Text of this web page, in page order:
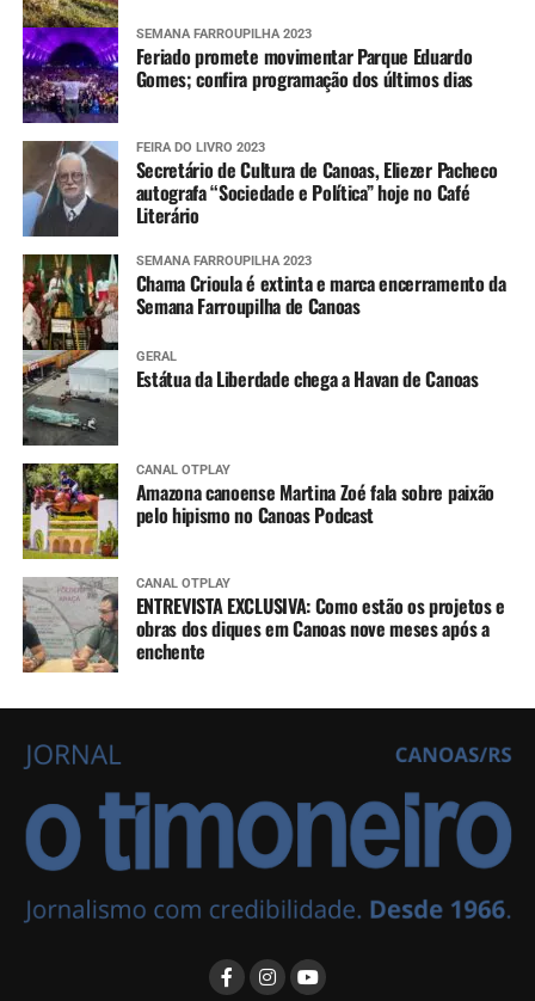
SEMANA FARROUPILHA 2023
Feriado promete movimentar Parque Eduardo
Gomes; confira programação dos últimos dias
FEIRA DO LIVRO 2023
Secretário de Cultura de Canoas, Eliezer Pacheco
autografa “Sociedade e Política” hoje no Café
Literário
SEMANA FARROUPILHA 2023
Chama Crioula é extinta e marca encerramento da
Semana Farroupilha de Canoas
GERAL
Estátua da Liberdade chega a Havan de Canoas
CANAL OTPLAY
Amazona canoense Martina Zoé fala sobre paixão
pelo hipismo no Canoas Podcast
CANAL OTPLAY
ENTREVISTA EXCLUSIVA: Como estão os projetos e
obras dos diques em Canoas nove meses após a
enchente